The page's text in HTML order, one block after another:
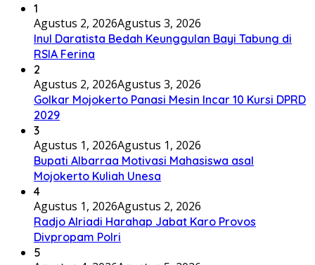
1
Agustus 2, 2026Agustus 3, 2026
Inul Daratista Bedah Keunggulan Bayi Tabung di
RSIA Ferina
2
Agustus 2, 2026Agustus 3, 2026
Golkar Mojokerto Panasi Mesin Incar 10 Kursi DPRD
2029
3
Agustus 1, 2026Agustus 1, 2026
Bupati Albarraa Motivasi Mahasiswa asal
Mojokerto Kuliah Unesa
4
Agustus 1, 2026Agustus 2, 2026
Radjo Alriadi Harahap Jabat Karo Provos
Divpropam Polri
5